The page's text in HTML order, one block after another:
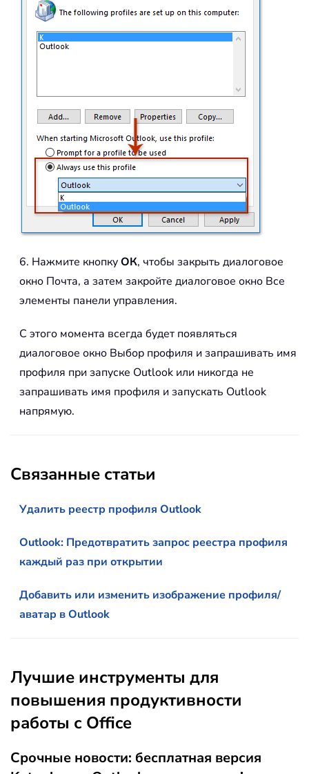
6. Нажмите кнопкуОК, чтобы закрыть диалоговое
окно Почта, а затем закройте диалоговое окно Все
элементы панели управления.
С этого момента всегда будет появляться
диалоговое окно Выбор профиля и запрашивать имя
профиля при запуске Outlook или никогда не
запрашивать имя профиля и запускать Outlook
напрямую.
Связанные статьи
Удалить реестр профиля Outlook
Outlook: Предотвратить запрос реестра профиля
каждый раз при открытии
Добавить или изменить изображение профиля/
аватар в Outlook
Лучшие инструменты для
повышения продуктивности
работы с Office
Срочные новости: бесплатная версия